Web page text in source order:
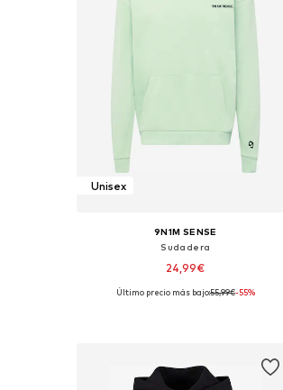
Unisex
9N1M SENSE
Sudadera
24,99€
+2
Tallas disponibles: L
Último precio más bajo:55,99€-55%